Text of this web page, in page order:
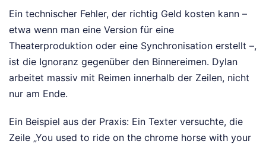
Ein technischer Fehler, der richtig Geld kosten kann –
etwa wenn man eine Version für eine
Theaterproduktion oder eine Synchronisation erstellt –,
ist die Ignoranz gegenüber den Binnereimen. Dylan
arbeitet massiv mit Reimen innerhalb der Zeilen, nicht
nur am Ende.
Ein Beispiel aus der Praxis: Ein Texter versuchte, die
Zeile „You used to ride on the chrome horse with your